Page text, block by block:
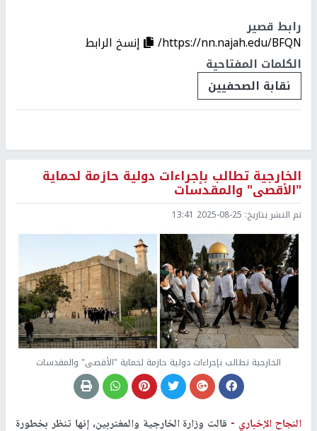
رابط قصير
https://nn.najah.edu/BFQN/
إنسخ الرابط
الكلمات المفتاحية
نقابة الصحفيين
الخارجية تطالب بإجراءات دولية حازمة لحماية
"الأقصى" والمقدسات
تم النشر بتاريخ: 2025-08-25 13:41
الخارجية تطالب بإجراءات دولية حازمة لحماية "الأقصى" والمقدسات
النجاح الإخباري - قالت وزارة الخارجية والمغتربين، إنها تنظر بخطورة